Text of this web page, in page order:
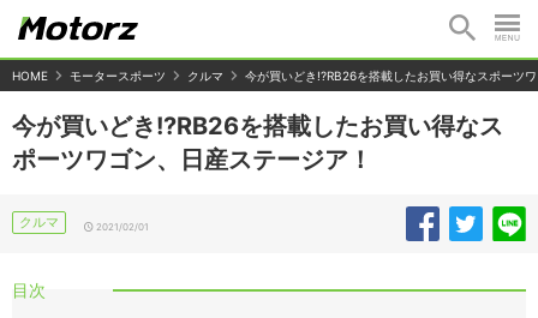
HOME モータースポーツ クルマ 今が買いどき!?RB26を搭載したお買い得なスポーツ
今が買いどき!?RB26を搭載したお買い得なス
ポーツワゴン、日産ステージア！
クルマ 2021/02/01
目次